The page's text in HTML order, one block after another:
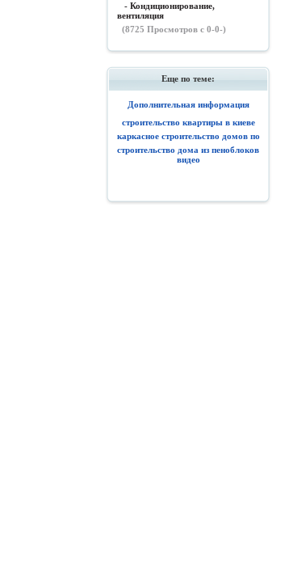
- Кондиционирование,
вентиляция
(8725 Просмотров с 0-0-)
Еще по теме:
Дополнительная информация
строительство квартиры в киеве
каркасное строительство домов по
строительство дома из пеноблоков
видео